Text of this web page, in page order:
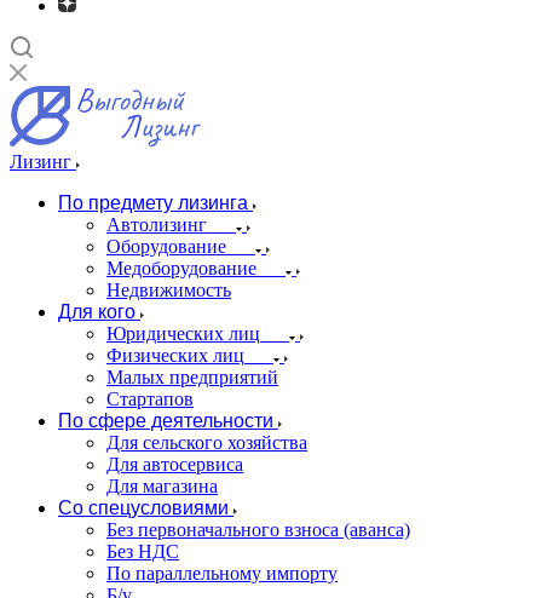
Лизинг
По предмету лизинга
Автолизинг
Оборудование
Медоборудование
Недвижимость
Для кого
Юридических лиц
Физических лиц
Малых предприятий
Стартапов
По сфере деятельности
Для сельского хозяйства
Для автосервиса
Для магазина
Со спецусловиями
Без первоначального взноса (аванса)
Без НДС
По параллельному импорту